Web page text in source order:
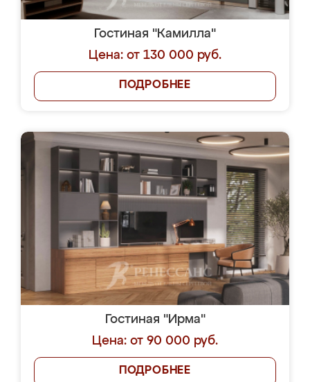
Гостиная "Камилла"
Цена: от 130 000 руб.
ПОДРОБНЕЕ
Гостиная "Ирма"
Цена: от 90 000 руб.
ПОДРОБНЕЕ